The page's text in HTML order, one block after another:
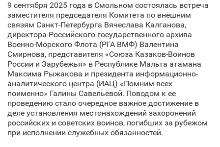
9 сентября 2025 года в Смольном состоялась встреча
заместителя председателя Комитета по внешним
связям Санкт‑Петербурга Вячеслава Калганова,
директора Российского государственного архива
Военно-Морского Флота (РГА ВМФ) Валентина
Смирнова, представителя «Союза Казаков-Воинов
России и Зарубежья» в Республике Мальта атамана
Максима Рыжакова и президента информационно-
аналитического центра (ИАЦ) «Помним всех
поименно» Галины Савельевой. Поводом к ее
проведению стало очередное важное достижение в
деле установления местонахождений захоронений
российских и советских воинов, погибших за рубежом
при исполнении служебных обязанностей.